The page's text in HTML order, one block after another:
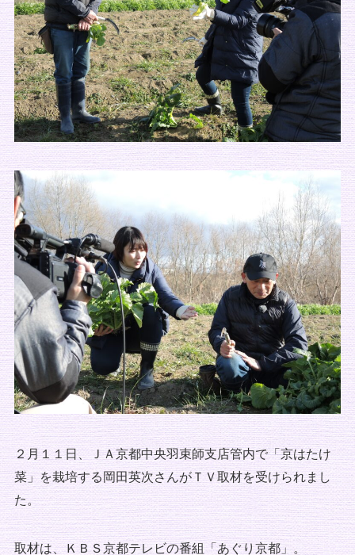
２月１１日、ＪＡ京都中央羽束師支店管内で「京はたけ
菜」を栽培する岡田英次さんがＴＶ取材を受けられまし
た。
取材は、ＫＢＳ京都テレビの番組「あぐり京都」。